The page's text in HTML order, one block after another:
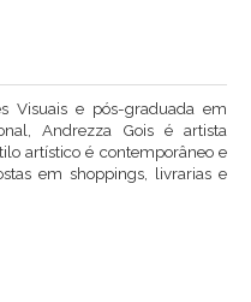
Visuais e pós-graduada em
Andrezza Gois é artista
artístico é contemporâneo e
em shoppings, livrarias e